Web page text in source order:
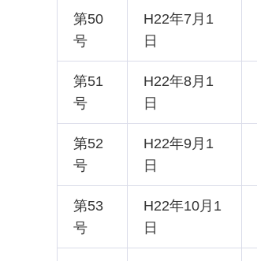
第50
号
H22年7月1
日
第51
号
H22年8月1
日
第52
号
H22年9月1
日
第53
号
H22年10月1
日